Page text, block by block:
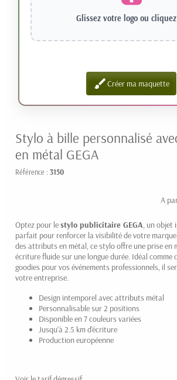
Glissez votre logo ou
brushCréer ma maquette
Stylo à bille personnalisé
en métal GEGA
Référence : 3150
A
Optez pour lestylo publicitaire GEGA , un
parfait pour renforcer la visibilité de votre
des attributs en métal, ce stylo offre une prise en
écriture fluide sur une longue durée. Idéal comme
goodies pour vos événements professionnels, il
votre entreprise.
Design intemporel avec attributs métal
Personnalisable sur 2 positions
Disponible en 7 couleurs variées
Jusqu'à 2.5 km d'écriture
Production européenne